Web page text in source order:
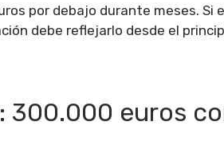
por debajo durante meses. Si
debe reflejarlo desde el
300.000 euros